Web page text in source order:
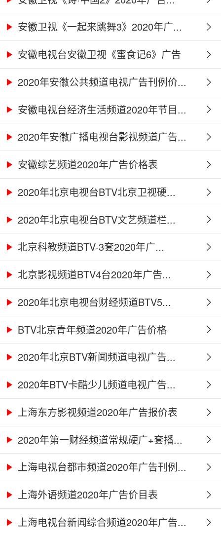
安徽卫视《一起来跳舞3》2020年广...
安徽电视台安徽卫视《蜜食记6》广告
合...2020年安徽公共频道电视广告刊例价...
安徽电视台经济生活频道2020年节目...
2020年安徽广播电视台影视频道广告...
安徽综艺频道2020年广告价格表
2020年北京电视台BTV北京卫视硬...
2020年北京电视台BTV文艺频道栏...
北京科教频道BTV-3套2020年广...
北京影视频道BTV4台2020年广告...
2020年北京电视台财经频道BTV5...
BTV北京青年频道2020年广告价格
2020年北京BTV新闻频道电视广告...
2020年BTV卡酷少儿频道电视广告...
上海东方影视频道2020年广告报价表
2020年第一财经频道常规硬广+套播...
上海电视台都市频道2020年广告刊例...
上海外语频道2020年广告价目表
上海电视台新闻综合频道2020年广告...